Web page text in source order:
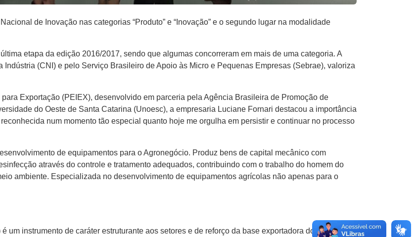
de Inovação nas categorias “Produto” e “Inovação” e o segundo lugar na modalidade
etapa da edição 2016/2017, sendo que algumas concorreram em mais de uma categoria. A
(CNI) e pelo Serviço Brasileiro de Apoio às Micro e Pequenas Empresas (Sebrae), valoriza
Exportação (PEIEX), desenvolvido em parceria pela Agência Brasileira de Promoção de
do Oeste de Santa Catarina (Unoesc), a empresaria Luciane Fornari destacou a importância
num momento tão especial quanto hoje me orgulha em persistir e continuar no processo
de equipamentos para o Agronegócio. Produz bens de capital mecânico com
através do controle e tratamento adequados, contribuindo com o trabalho do homem do
ambiente. Especializada no desenvolvimento de equipamentos agrícolas não apenas para o
um instrumento de caráter estruturante aos setores e de reforço da base exportadora do Brasil. O